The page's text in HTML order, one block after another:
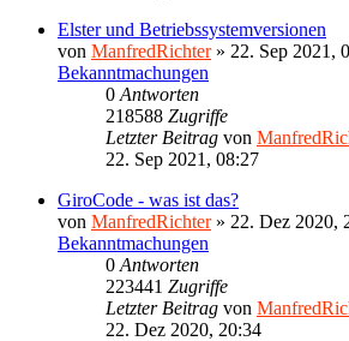
Elster und Betriebssystemversionen
von ManfredRichter» 22. Sep 2021,
Bekanntmachungen
0 Antworten
218588 Zugriffe
Letzter Beitrag von
22. Sep 2021, 08:27
GiroCode - was ist das?
von ManfredRichter» 22. Dez 2020,
Bekanntmachungen
0 Antworten
223441 Zugriffe
Letzter Beitrag von
22. Dez 2020, 20:34